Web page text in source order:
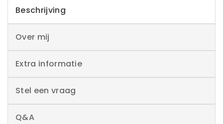
Beschrijving
Over mij
Extra informatie
Stel een vraag
Q&A